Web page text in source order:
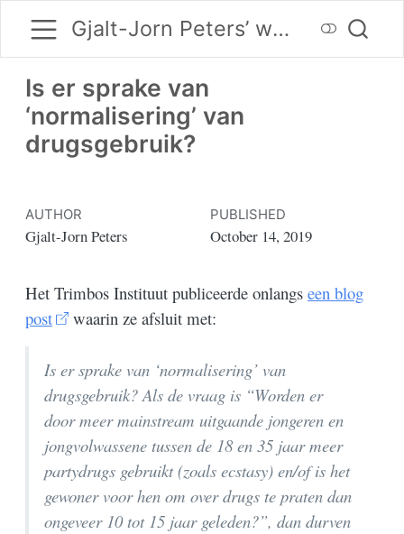
Gjalt-Jorn Peters’ website
Is er sprake van
‘normalisering’ van
drugsgebruik?
AUTHOR
Gjalt-Jorn Peters
PUBLISHED
October 14, 2019
Het Trimbos Instituut publiceerde onlangseen blog
post
waarin ze afsluit met:
Is er sprake van ‘normalisering’ van
drugsgebruik? Als de vraag is “Worden er
door meer mainstream uitgaande jongeren en
jongvolwassene tussen de 18 en 35 jaar meer
partydrugs gebruikt (zoals ecstasy) en/of is het
gewoner voor hen om over drugs te praten dan
ongeveer 10 tot 15 jaar geleden?”, dan durven